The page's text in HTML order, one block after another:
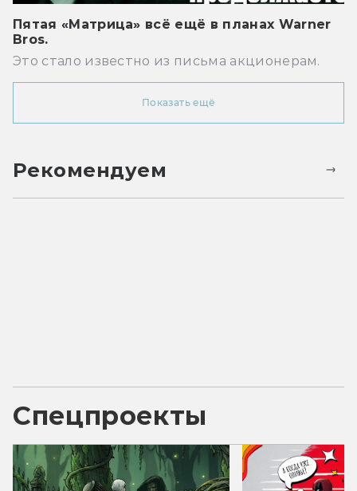
Пятая «Матрица» всё ещё в планах Warner
Bros.
Это стало известно из письма акционерам.
Показать ещё
Рекомендуем
Спецпроекты